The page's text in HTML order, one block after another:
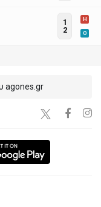
1
2
H
O
agones.gr